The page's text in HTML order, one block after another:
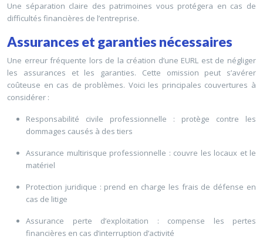
Une séparation claire des patrimoines vous protégera en cas de
difficultés financières de l’entreprise.
Assurances et garanties nécessaires
Une erreur fréquente lors de la création d’une EURL est de négliger
les assurances et les garanties. Cette omission peut s’avérer
coûteuse en cas de problèmes. Voici les principales couvertures à
considérer :
Responsabilité civile professionnelle : protège contre les
dommages causés à des tiers
Assurance multirisque professionnelle : couvre les locaux et le
matériel
Protection juridique : prend en charge les frais de défense en
cas de litige
Assurance perte d’exploitation : compense les pertes
financières en cas d’interruption d’activité